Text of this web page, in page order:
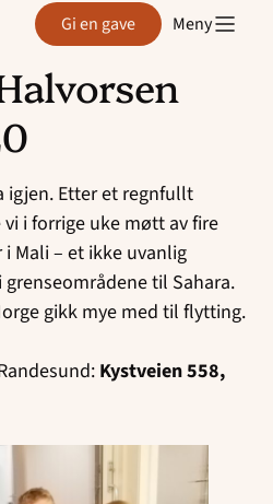
Gi en gave Meny
igjen. Etter et regnfullt
i forrige uke møtt av fire
Mali – et ikke uvanlig
til Sahara.
gikk mye med til flytting.
Kystveien 558,